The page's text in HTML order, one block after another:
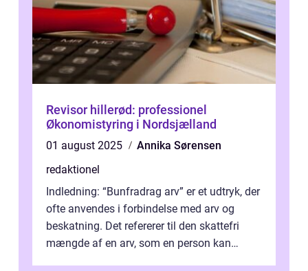
Revisor hillerød: professionel
Økonomistyring i Nordsjælland
01 august 2025
Annika Sørensen
redaktionel
Indledning: “Bunfradrag arv” er et udtryk, der
ofte anvendes i forbindelse med arv og
beskatning. Det refererer til den skattefri
mængde af en arv, som en person kan